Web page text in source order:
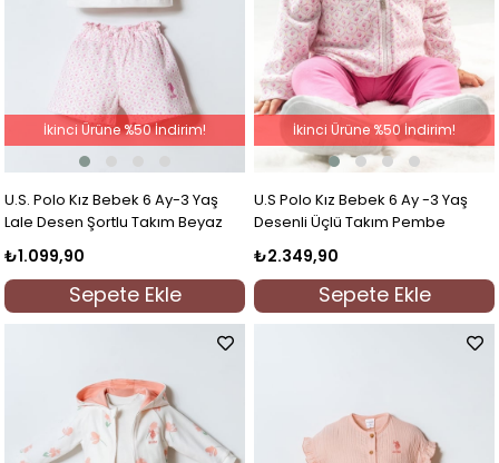
U.S. Polo Kız Bebek 6 Ay-3 Yaş
Lale Desen Şortlu Takım Beyaz
₺1.099,90
Sepete Ekle
İkinci Ürüne %50 İndirim!
U.S Polo Kız Bebek 6 Ay -3 Yaş
Desenli Üçlü Takım Pembe
₺2.349,90
Sepete Ekle
İkinci Ürüne %50 İndirim!